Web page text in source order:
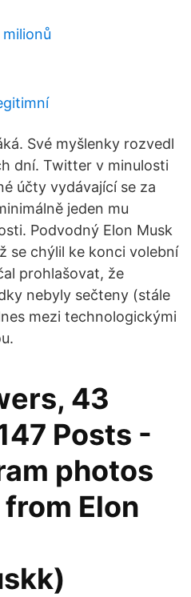
Své myšlenky rozvedl
dní. Twitter v minulosti
účty vydávající se za
jeden mu
Podvodný Elon Musk
se chýlil ke konci volební
prohlašovat, že
nebyly sečteny (stále
mezi technologickými
43
Posts -
photos
Elon